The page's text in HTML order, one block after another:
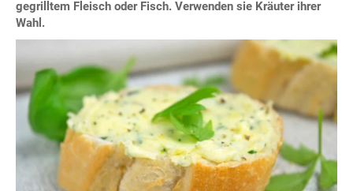
gegrilltem Fleisch oder Fisch. Verwenden sie Kräuter ihrer
Wahl.